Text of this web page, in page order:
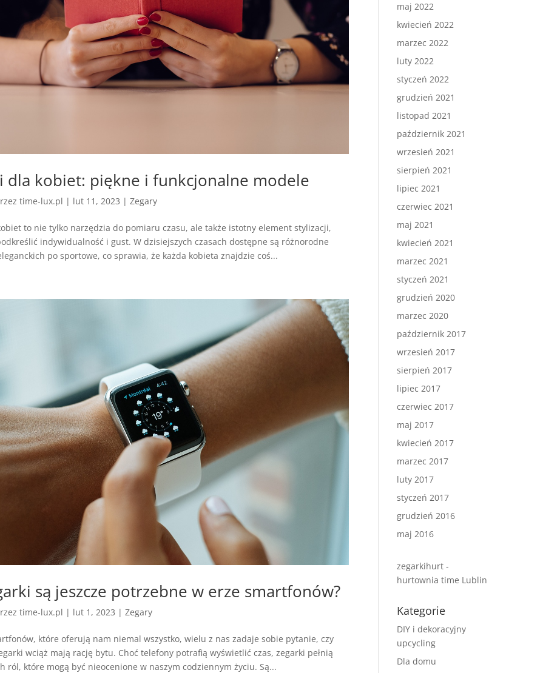
dla kobiet: piękne i funkcjonalne modele
time-lux.pl | lut 11, 2023 | Zegary
to nie tylko narzędzia do pomiaru czasu, ale także istotny element stylizacji,
indywidualność i gust. W dzisiejszych czasach dostępne są różnorodne
po sportowe, co sprawia, że każda kobieta znajdzie coś...
są jeszcze potrzebne w erze smartfonów?
time-lux.pl | lut 1, 2023 | Zegary
które oferują nam niemal wszystko, wielu z nas zadaje sobie pytanie, czy
wciąż mają rację bytu. Choć telefony potrafią wyświetlić czas, zegarki pełnią
ról, które mogą być nieocenione w naszym codziennym życiu. Są...
maj 2022
kwiecień 2022
marzec 2022
luty 2022
styczeń 2022
grudzień 2021
listopad 2021
październik 2021
wrzesień 2021
sierpień 2021
lipiec 2021
czerwiec 2021
maj 2021
kwiecień 2021
marzec 2021
styczeń 2021
grudzień 2020
marzec 2020
październik 2017
wrzesień 2017
sierpień 2017
lipiec 2017
czerwiec 2017
maj 2017
kwiecień 2017
marzec 2017
luty 2017
styczeń 2017
grudzień 2016
maj 2016
zegarkihurt -
hurtownia time Lublin
Kategorie
DIY i dekoracyjny
upcycling
Dla domu